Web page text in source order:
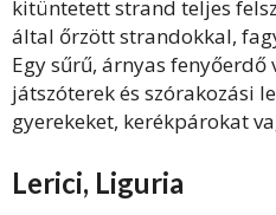
kitüntetett strand teljes
által őrzött strandokkal,
Egy sűrű, árnyas fenyőerdő
játszóterek és szórakozási
gyerekeket, kerékpárokat
Lerici, Liguria